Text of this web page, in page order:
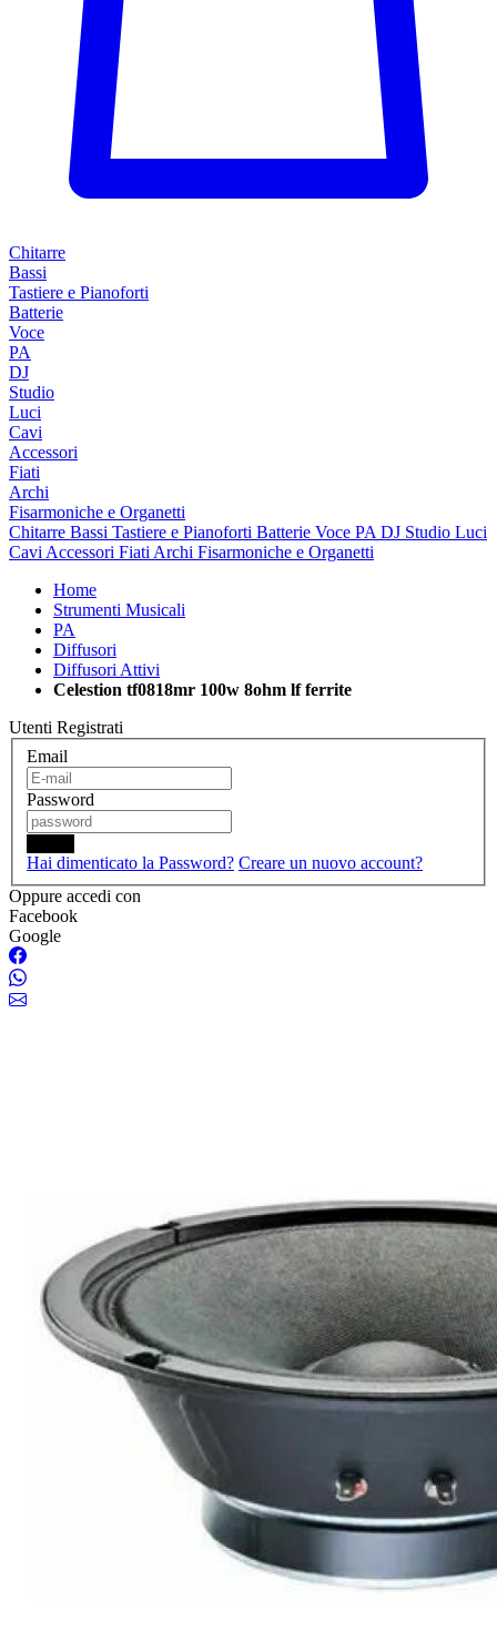
Chitarre
Bassi
Tastiere e Pianoforti
Batterie
Voce
PA
DJ
Studio
Luci
Cavi
Accessori
Fiati
Archi
Fisarmoniche e Organetti
Chitarre Bassi Tastiere e Pianoforti Batterie Voce PA DJ Studio Luci
Cavi Accessori Fiati Archi Fisarmoniche e Organetti
Home
Strumenti Musicali
PA
Diffusori
Diffusori Attivi
Celestion tf0818mr 100w 8ohm lf ferrite
Utenti Registrati
Email
Password
Hai dimenticato la Password? Creare un nuovo account?
Oppure accedi con
Facebook
Google